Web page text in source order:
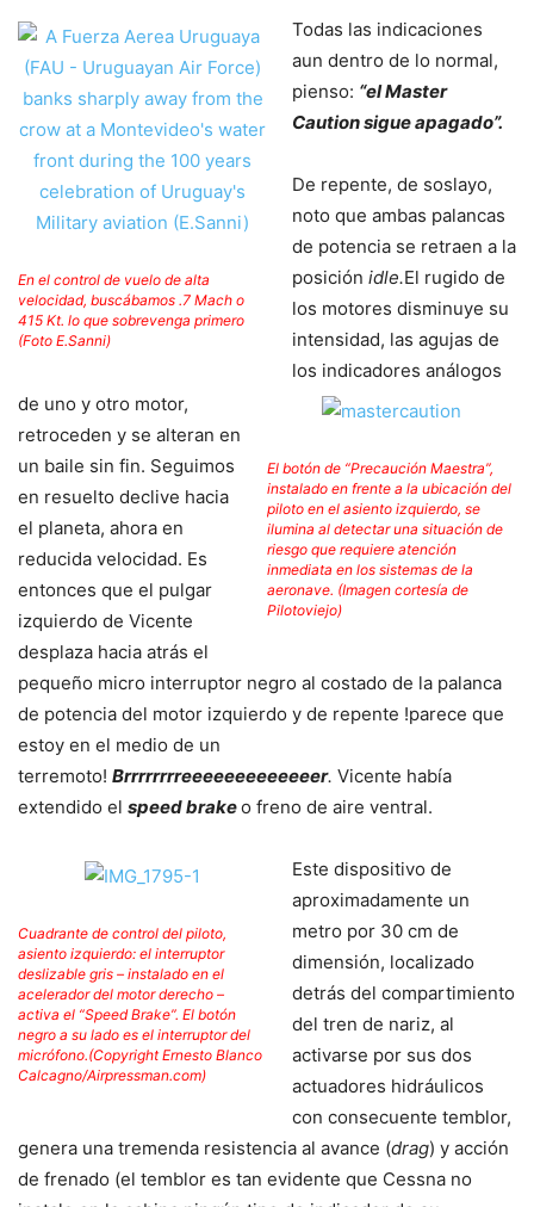
En el control de vuelo de alta
velocidad, buscábamos .7 Mach o
415 Kt. lo que sobrevenga primero
(Foto E.Sanni)
Todas las indicaciones
aun dentro de lo normal,
pienso: “el Master
Caution sigue apagado”.
El botón de “Precaución Maestra”,
instalado en frente a la ubicación del
piloto en el asiento izquierdo, se
ilumina al detectar una situación de
riesgo que requiere atención
inmediata en los sistemas de la
aeronave. (Imagen cortesía de
Pilotoviejo)
De repente, de soslayo,
noto que ambas palancas
de potencia se retraen a la
posición idle.El rugido de
los motores disminuye su
intensidad, las agujas de
los indicadores análogos
de uno y otro motor,
retroceden y se alteran en
un baile sin fin. Seguimos
en resuelto declive hacia
el planeta, ahora en
reducida velocidad. Es
entonces que el pulgar
izquierdo de Vicente
desplaza hacia atrás el
pequeño micro interruptor negro al costado de la palanca
de potencia del motor izquierdo y de repente !parece que
estoy en el medio de un
terremoto! Brrrrrrrreeeeeeeeeeeeer. Vicente había
extendido el speed brakeo freno de aire ventral.
Cuadrante de control del piloto,
asiento izquierdo: el interruptor
deslizable gris – instalado en el
acelerador del motor derecho –
activa el “Speed Brake”. El botón
negro a su lado es el interruptor del
micrófono.(Copyright Ernesto Blanco
Calcagno/Airpressman.com)
Este dispositivo de
aproximadamente un
metro por 30 cm de
dimensión, localizado
detrás del compartimiento
del tren de nariz, al
activarse por sus dos
actuadores hidráulicos
con consecuente temblor,
genera una tremenda resistencia al avance (drag) y acción
de frenado (el temblor es tan evidente que Cessna no